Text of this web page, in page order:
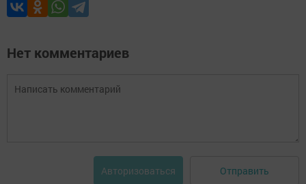
Нет комментариев
Авторизоваться Отправить